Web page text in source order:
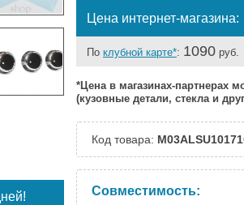
Тверь:
Тюмень:
Челябинск:
Цена интернет-магазина:
По клубной карте*: 1090 руб.
*Цена в магазинах-партнерах
(кузовные детали, стекла и
Код товара:
Совместимость: